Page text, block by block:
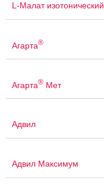
L-Малат изотонический
Агарта®
Агарта® Мет
Адвил
Адвил Максимум